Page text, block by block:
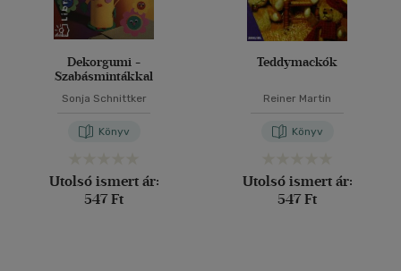
Dekorgumi -
Szabásmintákkal
Sonja Schnittker
Könyv
Utolsó ismert ár:
547 Ft
Teddymackók
Reiner Martin
Könyv
Utolsó ismert ár:
547 Ft